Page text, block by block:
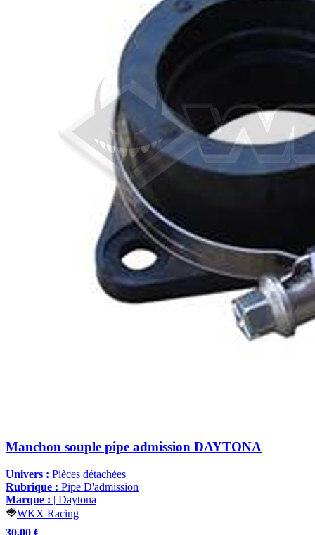
Manchon souple pipe admission DAYTONA
Univers : Pièces détachées
Rubrique : Pipe D'admission
Marque : | Daytona
WKX Racing
30,00 €